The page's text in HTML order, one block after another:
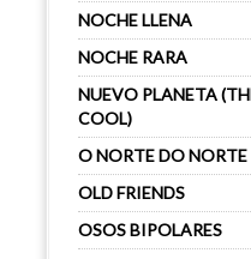
NOCHE LLENA
NOCHE RARA
NUEVO PLANETA
COOL)
O NORTE DO NORTE
OLD FRIENDS
OSOS BIPOLARES